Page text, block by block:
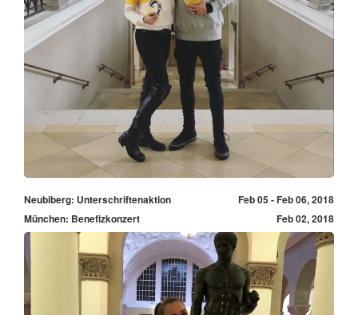
Neubiberg: Unterschriftenaktion
Feb 05 - Feb 06, 2018
München: Benefizkonzert
Feb 02, 2018